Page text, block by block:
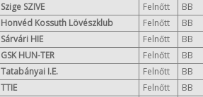
Szige SZIVE Felnőtt BB
Honvéd Kossuth Lövészklub Felnőtt BB
Sárvári HIE Felnőtt BB
GSK HUN-TER Felnőtt BB
Tatabányai I.E. Felnőtt BB
TTIE Felnőtt BB